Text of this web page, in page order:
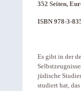
352 Seiten,
ISBN 978-3-
Es gibt in der
jüdische
studiert hat,